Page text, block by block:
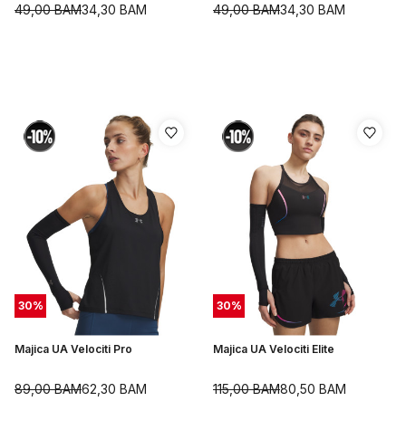
34,30 BAM
49,00BAM 34,30 BAM
49,00BAM
30%
Majica UA Velociti Pro
62,30 BAM
89,00BAM
30%
Majica UA Velociti Elite
80,50 BAM
115,00BAM